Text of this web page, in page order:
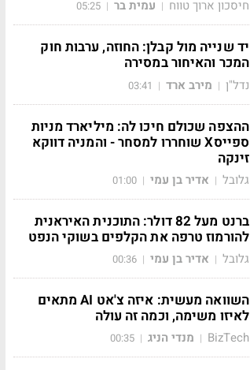
חיסכון ארוך טווח | עמית בר |
05:25
יד שנייה מול קבלן: החוזה, ערבות חוק
המכר והאיחור במסירה
נדל"ן | מירב ארד |
03:41
ההצפה שכולם חיכו לה: מיליארד מניות
ספייסX שוחררו למסחר - והמניה דווקא
זינקה
גלובל | אדיר בן עמי |
01:00
ברנט מעל 82 דולר: התוכנית האיראנית
להורמוז טרפה את הקלפים בשוקי הנפט
גלובל | אדיר בן עמי |
00:36
השוואה מעשית: איזה צ'אט AI מתאים
לאיזו משימה, וכמה זה עולה
BizTech
| מנדי הניג |
00:35